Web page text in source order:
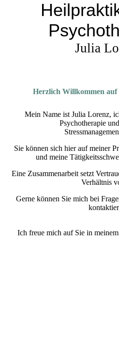
Julia
Herzlich Willkommen auf
Mein Name ist Julia Lorenz,
Psychotherapie
Sie können sich hier auf meiner
und meine
Eine Zusammenarbeit setzt
Verhältnis
Gerne können Sie mich bei
Ich freue mich auf Sie in